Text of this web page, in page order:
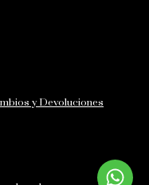
y Devoluciones